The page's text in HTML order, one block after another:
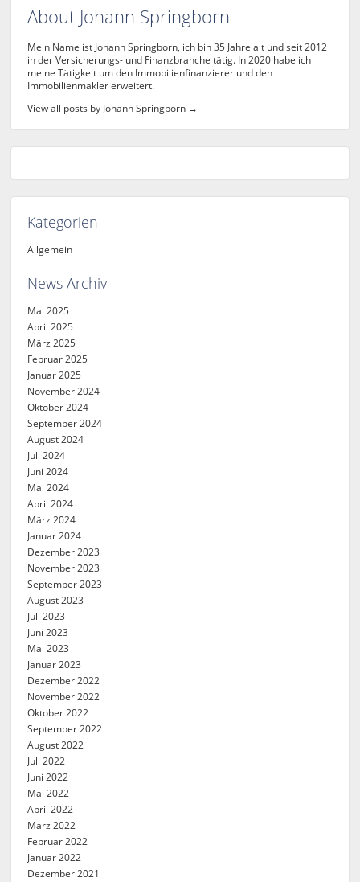
About Johann Springborn
Mein Name ist Johann Springborn, ich bin 35 Jahre alt und seit 2012
in der Versicherungs- und Finanzbranche tätig. In 2020 habe ich
meine Tätigkeit um den Immobilienfinanzierer und den
Immobilienmakler erweitert.
View all posts by Johann Springborn →
Kategorien
Allgemein
News Archiv
Mai 2025
April 2025
März 2025
Februar 2025
Januar 2025
November 2024
Oktober 2024
September 2024
August 2024
Juli 2024
Juni 2024
Mai 2024
April 2024
März 2024
Januar 2024
Dezember 2023
November 2023
September 2023
August 2023
Juli 2023
Juni 2023
Mai 2023
Januar 2023
Dezember 2022
November 2022
Oktober 2022
September 2022
August 2022
Juli 2022
Juni 2022
Mai 2022
April 2022
März 2022
Februar 2022
Januar 2022
Dezember 2021